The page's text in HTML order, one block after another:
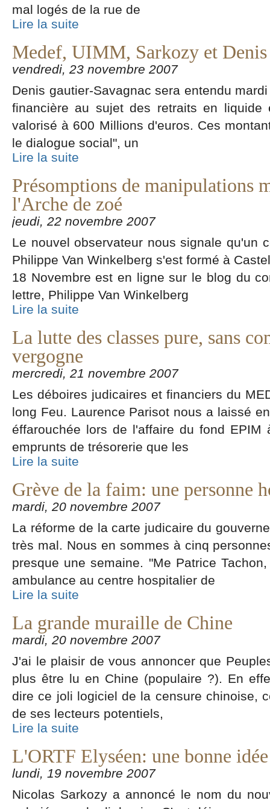
mal logés de la rue de
Lire la suite
Medef, UIMM, Sarkozy et Denis
vendredi, 23 novembre 2007
Denis gautier-Savagnac sera entendu
financière au sujet des retraits en liquide
valorisé à 600 Millions d'euros. Ces
le dialogue social", un
Lire la suite
Présomptions de manipulations
l'Arche de zoé
jeudi, 22 novembre 2007
Le nouvel observateur nous signale qu'un
Philippe Van Winkelberg s'est formé à
18 Novembre est en ligne sur le blog du
lettre, Philippe Van Winkelberg
Lire la suite
La lutte des classes pure, sans
vergogne
mercredi, 21 novembre 2007
Les déboires judicaires et financiers du
long Feu. Laurence Parisot nous a laissé
éffarouchée lors de l'affaire du fond
emprunts de trésorerie que les
Lire la suite
Grève de la faim: une personne
mardi, 20 novembre 2007
La réforme de la carte judicaire du
très mal. Nous en sommes à cinq
presque une semaine. "Me Patrice
ambulance au centre hospitalier de
Lire la suite
La grande muraille de Chine
mardi, 20 novembre 2007
J'ai le plaisir de vous annoncer que
plus être lu en Chine (populaire ?). En
dire ce joli logiciel de la censure chinoise,
de ses lecteurs potentiels,
Lire la suite
L'ORTF Elyséen: une bonne
lundi, 19 novembre 2007
Nicolas Sarkozy a annoncé le nom du